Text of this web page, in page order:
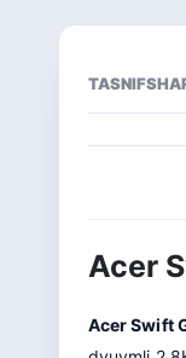
TASNIF
Acer
Acer Swift